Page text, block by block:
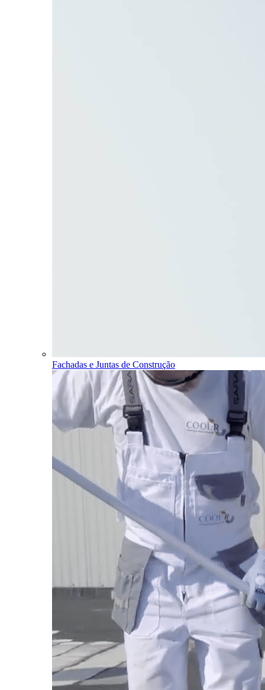
Fachadas e Juntas de Construção